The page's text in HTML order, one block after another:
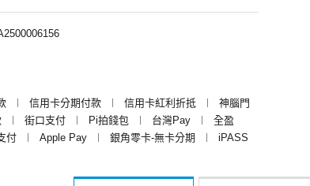
︱ 信用卡分期付款 ︱ 信用卡紅利折抵 ︱
神腦門
︱ 街口支付 ︱ Pi拍錢包 ︱ 台灣Pay ︱
全盈
付 ︱ Apple Pay ︱ 銀角零卡-無卡分期 ︱
iPASS